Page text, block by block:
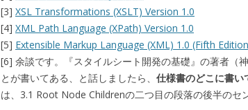
[3] XSL Transformations (XSLT) Version 1.0
[4] XML Path Language (XPath) Version 1.0
[5] Extensible Markup Language (XML) 1.0 (Fifth
[6] 余談です。『スタイルシート開発の基礎』の著者（
とが書いてある、と話しましたら、 仕様書のどこに書い
は、3.1 Root Node Childrenの二つ目の段落の後半のセ